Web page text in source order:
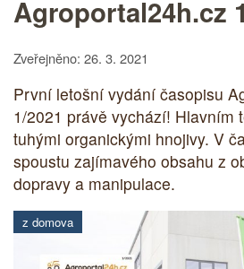
Agroportal24h.cz
Zveřejněno: 26. 3. 2021
První letošní vydání časopisu
1/2021 právě vychází! Hlavním
tuhými organickými hnojivy. V
spoustu zajímavého obsahu z
dopravy a manipulace.
z domova